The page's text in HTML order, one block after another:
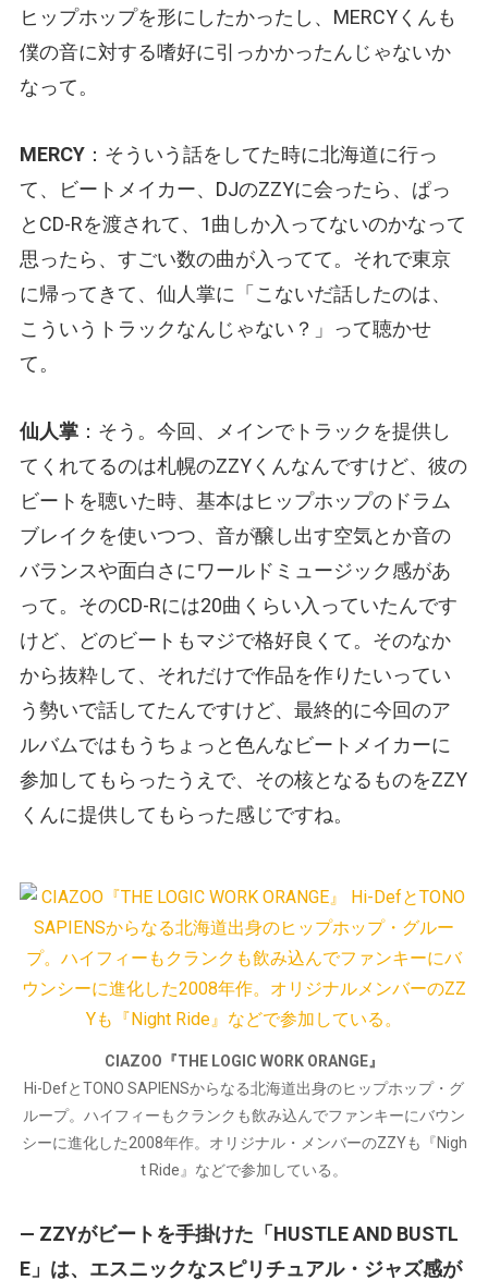
ヒップホップを形にしたかったし、MERCYくんも
僕の音に対する嗜好に引っかかったんじゃないか
なって。
MERCY ：そういう話をしてた時に北海道に行っ
て、ビートメイカー、DJのZZYに会ったら、ぱっ
とCD-Rを渡されて、1曲しか入ってないのかなって
思ったら、すごい数の曲が入ってて。それで東京
に帰ってきて、仙人掌に「こないだ話したのは、
こういうトラックなんじゃない？」って聴かせ
て。
仙人掌 ：そう。今回、メインでトラックを提供し
てくれてるのは札幌のZZYくんなんですけど、彼の
ビートを聴いた時、基本はヒップホップのドラム
ブレイクを使いつつ、音が醸し出す空気とか音の
バランスや面白さにワールドミュージック感があ
って。そのCD-Rには20曲くらい入っていたんです
けど、どのビートもマジで格好良くて。そのなか
から抜粋して、それだけで作品を作りたいってい
う勢いで話してたんですけど、最終的に今回のア
ルバムではもうちょっと色んなビートメイカーに
参加してもらったうえで、その核となるものをZZY
くんに提供してもらった感じですね。
CIAZOO『THE LOGIC WORK ORANGE』
Hi-DefとTONO SAPIENSからなる北海道出身のヒップホップ・グ
ループ。ハイフィーもクランクも飲み込んでファンキーにバウン
シーに進化した2008年作。オリジナル・メンバーのZZYも『Nigh
t Ride』などで参加している。
— ZZYがビートを手掛けた「HUSTLE AND BUSTL
E」は、エスニックなスピリチュアル・ジャズ感が